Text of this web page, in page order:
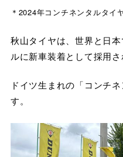
＊2024年コンチネンタルタイ
秋山タイヤは、世界と日
ルに新車装着として採用さ
ドイツ生まれの「コンチ
す。